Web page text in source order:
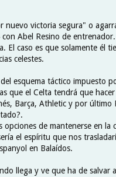
victoria segura" o
Abel Resino de entrenador.
El caso es que solamente él
celestes.
esquema táctico impuesto
que el Celta tendrá que
Barça, Athletic y por último
de mantenerse en la
el espíritu que nos
en Balaídos.
llega y ve que ha de salvar